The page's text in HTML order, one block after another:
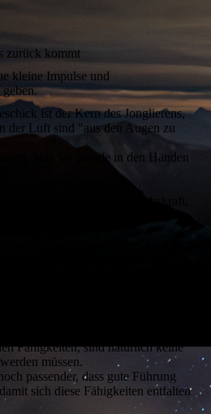
zurück kommt
kleine Impulse und
ist der Kern des Jonglierens,
der Luft sind "aus den Augen zu
was Sie gerade in den Händen
Fähigkeiten, sind natürlich keine
müssen.
passender, dass gute Führung
sich diese Fähigkeiten entfalten